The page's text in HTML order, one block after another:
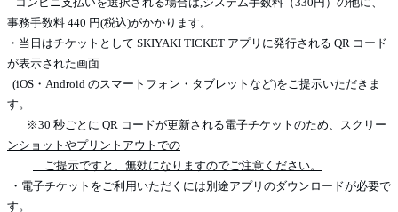
事務手数料 440 円(税込)がかかります。
・当日はチケットとして SKIYAKI TICKET アプリに発行される QR コード
が表示された画面
(iOS・Android のスマートフォン・タブレットなど)をご提示いただきま
す。
※30 秒ごとに QR コードが更新される電子チケットのため、スクリー
ンショットやプリントアウトでの
ご提示ですと、無効になりますのでご注意ください。
・電子チケットをご利用いただくには別途アプリのダウンロードが必要で
す。